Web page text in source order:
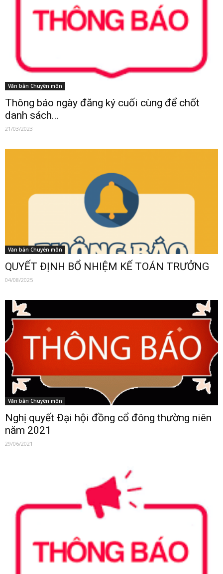
Văn bản Chuyên môn
Thông báo ngày đăng ký cuối cùng để chốt
danh sách...
21/03/2023
Văn bản Chuyên môn
QUYẾT ĐỊNH BỔ NHIỆM KẾ TOÁN TRƯỞNG
04/08/2025
Văn bản Chuyên môn
Nghị quyết Đại hội đồng cổ đông thường niên
năm 2021
29/06/2021